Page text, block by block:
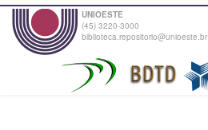
UNIOESTE
(45) 3220-3000
biblioteca.repositorio@unioeste.br